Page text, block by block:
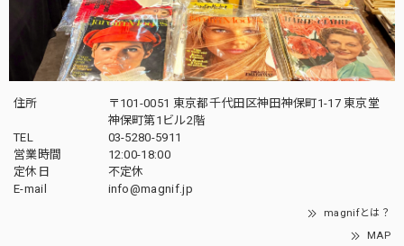
住所
〒101-0051 東京都千代田区神田神保町1-17 東京堂
神保町第1ビル2階
TEL
03-5280-5911
営業時間
12:00-18:00
定休日
不定休
E-mail
info@magnif.jp
magnifとは？
MAP